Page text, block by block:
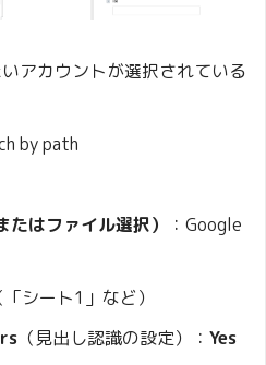
いアカウントが選択されている
by path
はファイル選択）
：Google
「シート1」など）
（見出し認識の設定）： Yes